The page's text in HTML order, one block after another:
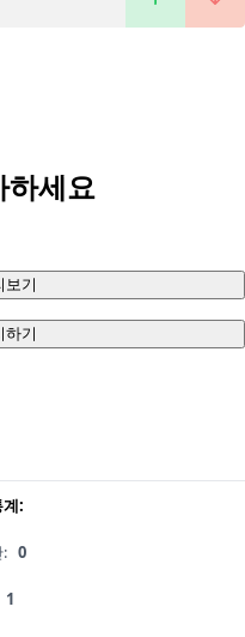
하세요
보기
하기
계:
0
1